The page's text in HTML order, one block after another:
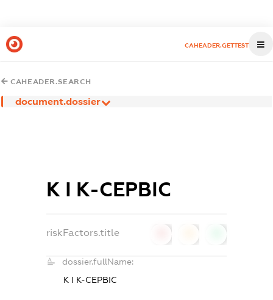
CAHEADER.GETTEST
CAHEADER.SEARCH
document.dossier
К І К-СЕРВІС
riskFactors.title
dossier.fullName:
К І К-СЕРВІС